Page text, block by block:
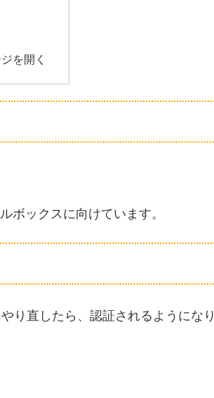
を開く
ボックスに向けています。
り直したら、認証されるようになり